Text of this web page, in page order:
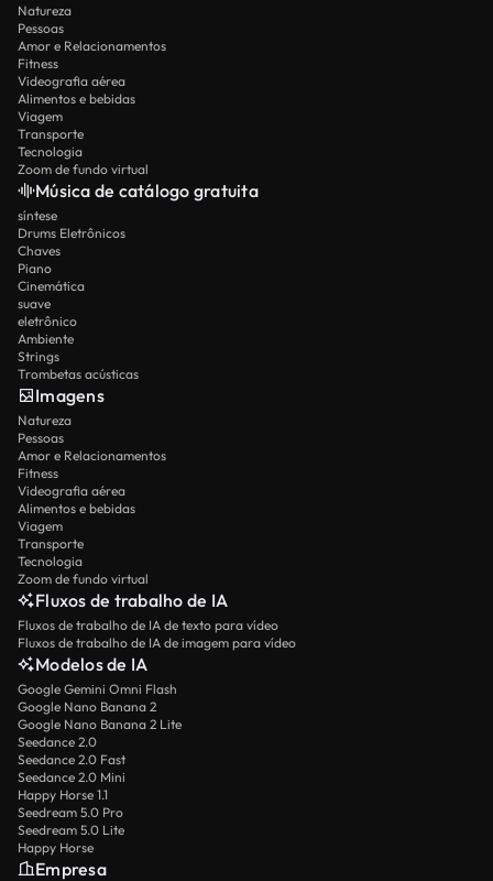
Natureza
Pessoas
Amor e Relacionamentos
Fitness
Videografia aérea
Alimentos e bebidas
Viagem
Transporte
Tecnologia
Zoom de fundo virtual
Música de catálogo gratuita
síntese
Drums Eletrônicos
Chaves
Piano
Cinemática
suave
eletrônico
Ambiente
Strings
Trombetas acústicas
Imagens
Natureza
Pessoas
Amor e Relacionamentos
Fitness
Videografia aérea
Alimentos e bebidas
Viagem
Transporte
Tecnologia
Zoom de fundo virtual
Fluxos de trabalho de IA
Fluxos de trabalho de IA de texto para vídeo
Fluxos de trabalho de IA de imagem para vídeo
Modelos de IA
Google Gemini Omni Flash
Google Nano Banana 2
Google Nano Banana 2 Lite
Seedance 2.0
Seedance 2.0 Fast
Seedance 2.0 Mini
Happy Horse 1.1
Seedream 5.0 Pro
Seedream 5.0 Lite
Happy Horse
Empresa